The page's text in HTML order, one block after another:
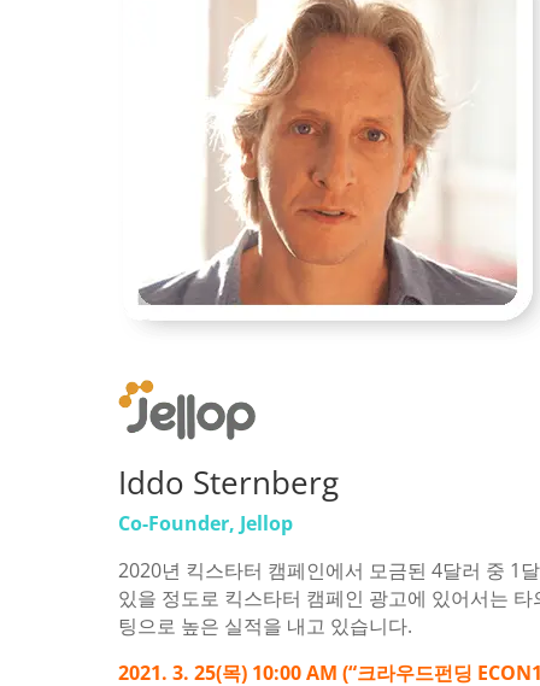
Iddo Sternberg
Co-Founder, Jellop
2020년 킥스타터 캠페인에서 모금된 4달러 중 1
있을 정도로 킥스타터 캠페인 광고에 있어서는
팅으로 높은 실적을 내고 있습니다.
2021. 3. 25(목) 10:00 AM (“크라우드펀딩